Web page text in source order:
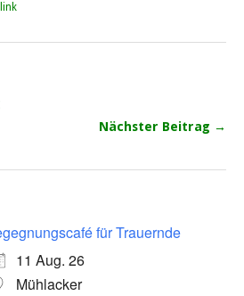
Nächster Beitrag →
für Trauernde
11 Aug. 26
Mühlacker